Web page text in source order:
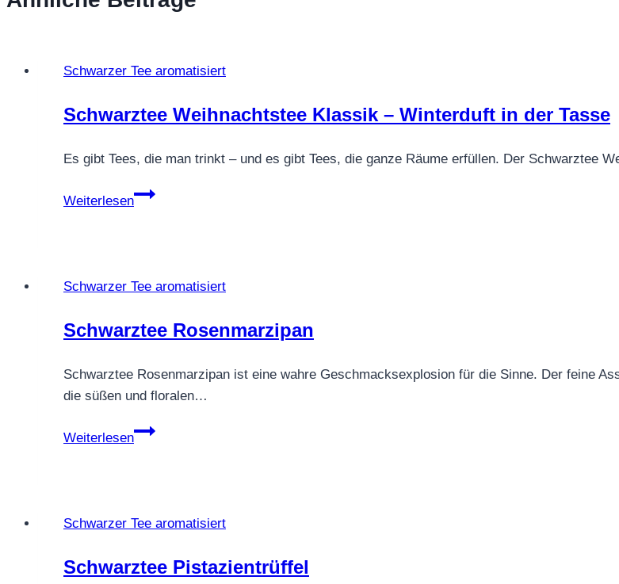
Schwarzer Tee aromatisiert
Schwarztee Weihnachtstee Klassik – Winterduft in der Tasse
Es gibt Tees, die man trinkt – und es gibt Tees, die ganze Räume erfüllen. Der Schwarztee
Weiterlesen
Schwarztee
Winterduft
der
Tasse
Schwarzer Tee aromatisiert
Schwarztee Rosenmarzipan
Schwarztee Rosenmarzipan ist eine wahre Geschmacksexplosion für die Sinne. Der feine
die süßen und floralen…
Weiterlesen
Schwarztee
Schwarzer Tee aromatisiert
Schwarztee Pistazientrüffel